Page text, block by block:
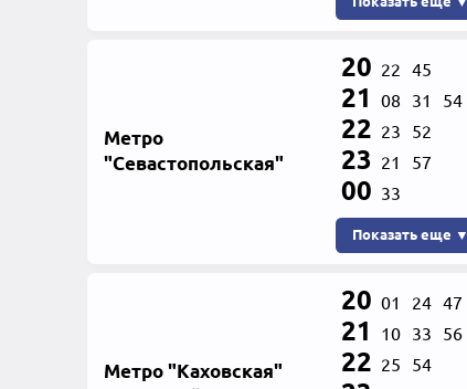
Метро
"Севастопольская"
20 22 45
21 08 31 54
22 23 52
23 21 57
00 33
Показать еще ▼
Метро "Каховская"
20 01 24 47
21 10 33 56
22 25 54